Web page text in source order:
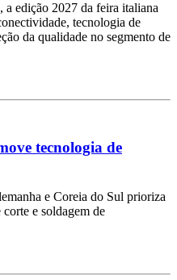
a edição 2027 da feira italiana
tecnologia de
da qualidade no segmento de
tecnologia de
e Coreia do Sul prioriza
e soldagem de